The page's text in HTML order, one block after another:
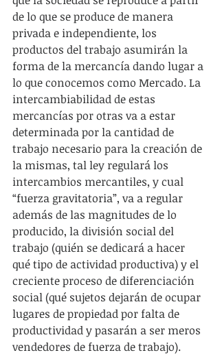
de lo que se produce de manera
privada e independiente, los
productos del trabajo asumirán la
forma de la mercancía dando lugar a
lo que conocemos como Mercado. La
intercambiabilidad de estas
mercancías por otras va a estar
determinada por la cantidad de
trabajo necesario para la creación de
la mismas, tal ley regulará los
intercambios mercantiles, y cual
“fuerza gravitatoria”, va a regular
además de las magnitudes de lo
producido, la división social del
trabajo (quién se dedicará a hacer
qué tipo de actividad productiva) y el
creciente proceso de diferenciación
social (qué sujetos dejarán de ocupar
lugares de propiedad por falta de
productividad y pasarán a ser meros
vendedores de fuerza de trabajo).